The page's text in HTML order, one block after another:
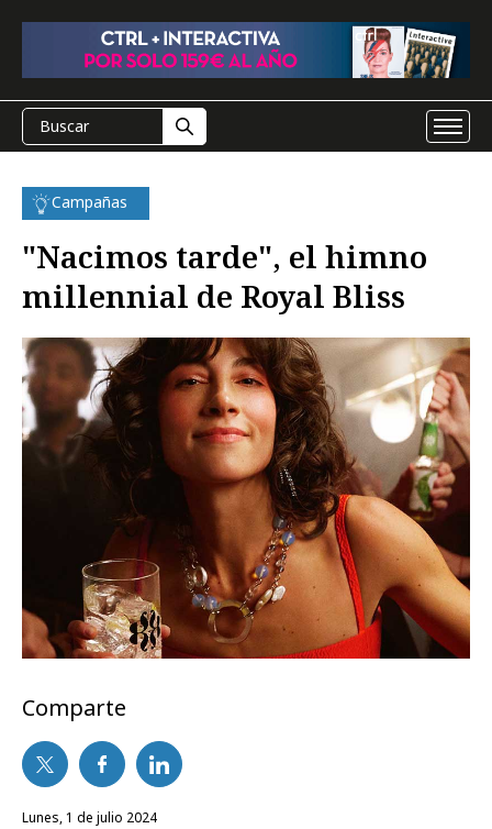
Campañas
"Nacimos tarde", el himno
millennial de Royal Bliss
Comparte
lunes, 1 de julio 2024